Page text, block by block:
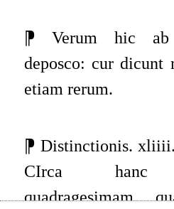
⁋ Verum hic ab
deposco: cur dicunt
etiam rerum.
⁋ Distinctionis. xliiii.
CIrca hanc
quadragesimam